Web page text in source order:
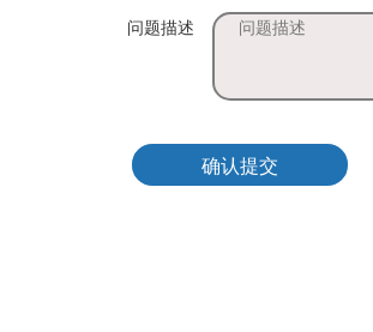
问题描述
确认提交